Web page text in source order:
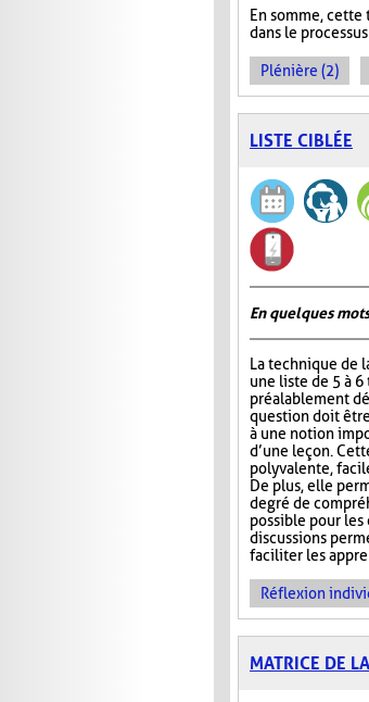
En somme,
dans le
Plénière (2)
LISTE CIBLÉE
En quelques
La technique de
une liste de 5 à
préalablement
question doit
à une notion
d’une leçon.
polyvalente,
De plus, elle
degré de
possible pour
discussions
faciliter les
Réflexion
MATRICE DE